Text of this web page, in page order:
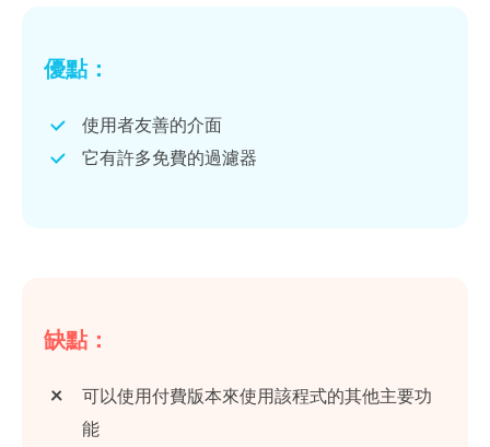
優點：
使用者友善的介面
它有許多免費的過濾器
缺點：
可以使用付費版本來使用該程式的其他主要功
能